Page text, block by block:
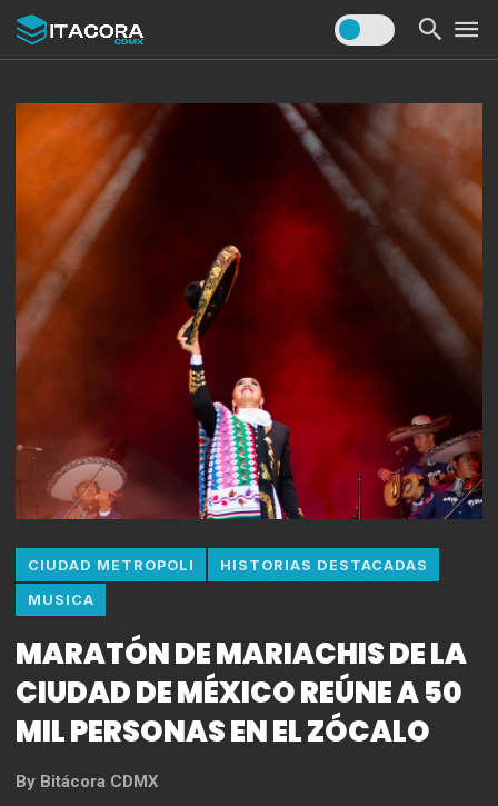
CIUDAD METROPOLI HISTORIAS DESTACADAS
MUSICA
MARATÓN DE MARIACHIS DE LA
CIUDAD DE MÉXICO REÚNE A 50
MIL PERSONAS EN EL ZÓCALO
By Bitácora CDMX